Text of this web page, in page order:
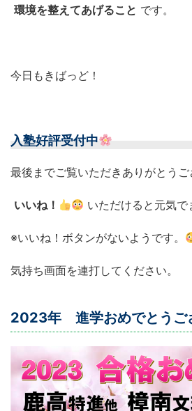
環境を整えてあげること です。
今日もきばっど！
入塾好評受付中
最後までご覧いただきありがとうご
いいね！ いただけると元気で
※いいね！ボタンがないようです。
気持ち画面を連打してください。
2023年 進学おめでとうご